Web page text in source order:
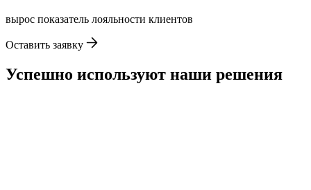
вырос показатель лояльности клиентов
Оставить заявку
Успешно используют наши решения